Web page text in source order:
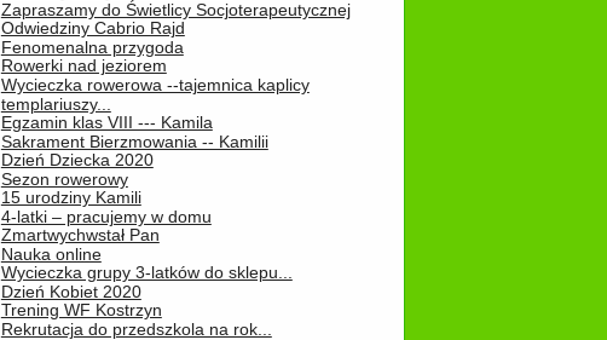
Zapraszamy do Świetlicy Socjoterapeutycznej
Odwiedziny Cabrio Rajd
Fenomenalna przygoda
Rowerki nad jeziorem
Wycieczka rowerowa --tajemnica kaplicy
templariuszy...
Egzamin klas VIII --- Kamila
Sakrament Bierzmowania -- Kamilii
Dzień Dziecka 2020
Sezon rowerowy
15 urodziny Kamili
4-latki – pracujemy w domu
Zmartwychwstał Pan
Nauka online
Wycieczka grupy 3-latków do sklepu...
Dzień Kobiet 2020
Trening WF Kostrzyn
Rekrutacja do przedszkola na rok...